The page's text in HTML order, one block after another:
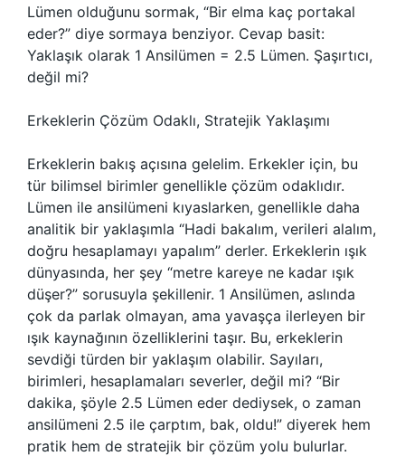
Lümen olduğunu sormak, “Bir elma kaç portakal
eder?” diye sormaya benziyor. Cevap basit:
Yaklaşık olarak 1 Ansilümen = 2.5 Lümen. Şaşırtıcı,
değil mi?
Erkeklerin Çözüm Odaklı, Stratejik Yaklaşımı
Erkeklerin bakış açısına gelelim. Erkekler için, bu
tür bilimsel birimler genellikle çözüm odaklıdır.
Lümen ile ansilümeni kıyaslarken, genellikle daha
analitik bir yaklaşımla “Hadi bakalım, verileri alalım,
doğru hesaplamayı yapalım” derler. Erkeklerin ışık
dünyasında, her şey “metre kareye ne kadar ışık
düşer?” sorusuyla şekillenir. 1 Ansilümen, aslında
çok da parlak olmayan, ama yavaşça ilerleyen bir
ışık kaynağının özelliklerini taşır. Bu, erkeklerin
sevdiği türden bir yaklaşım olabilir. Sayıları,
birimleri, hesaplamaları severler, değil mi? “Bir
dakika, şöyle 2.5 Lümen eder dediysek, o zaman
ansilümeni 2.5 ile çarptım, bak, oldu!” diyerek hem
pratik hem de stratejik bir çözüm yolu bulurlar.